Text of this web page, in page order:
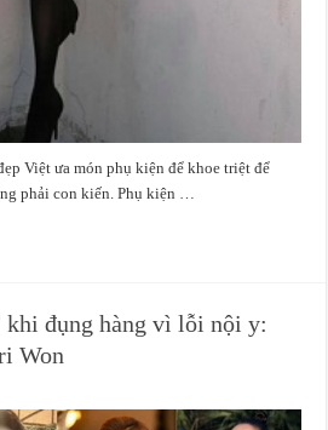
Việt ưa món phụ kiện để khoe triệt để
phải con kiến. Phụ kiện …
khi đụng hàng vì lỗi nội y:
Won